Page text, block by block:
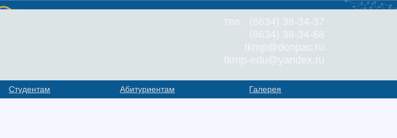
тел. (8634) 38-34-37
(8634) 38-34-68
tkmp@donpac.ru
tkmp-edu@yandex.ru
Студентам Абитуриентам Галерея